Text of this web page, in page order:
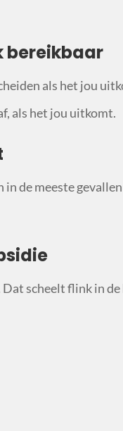
bereikbaar
als het jou
als het jou uitkomt.
in de meeste
scheelt flink in de